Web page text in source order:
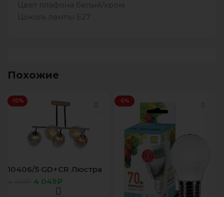
Цвет плафона белый/хром
Цоколь лампы E27
Похожие
-10%
10406/5 GD+CR Люстра
Е27*60Вт4 049₽
-5%